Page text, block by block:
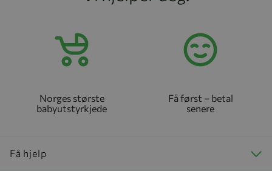
Norges største
babyutstyrkjede
Få først – betal
senere
Få hjelp